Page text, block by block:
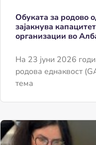
Обуката за родово
зајакнува
организации во
На 23 јуни 2026
родова еднаквост
тема